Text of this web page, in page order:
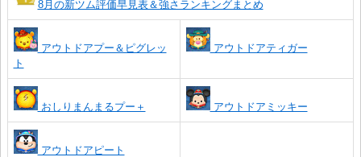
8月の新ツム評価早見表＆強さランキングまとめ
アウトドアプー＆ピグレッ
ト
アウトドアティガー
おしりまんまるプー＋ アウトドアミッキー
アウトドアピート